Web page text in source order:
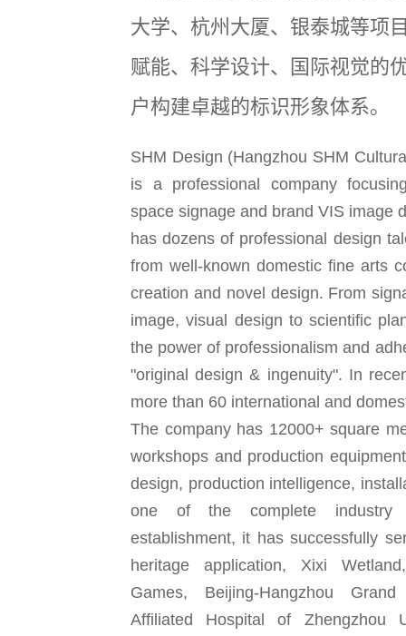
大学、杭州大厦、银泰城等项
赋能、科学设计、国际视觉的
户构建卓越的标识形象体系。
SHM Design (Hangzhou SHM
is a professional company
space signage and brand VIS image
has dozens of professional design
from well-known domestic fine arts
creation and novel design. From
image, visual design to scientific
the power of professionalism and
"original design & ingenuity". In
more than 60 international and
The company has 12000+ square
workshops and production
design, production intelligence,
one of the complete industry
establishment, it has successfully
heritage application, Xixi
Games, Beijing-Hangzhou
Affiliated Hospital of Zhengzhou